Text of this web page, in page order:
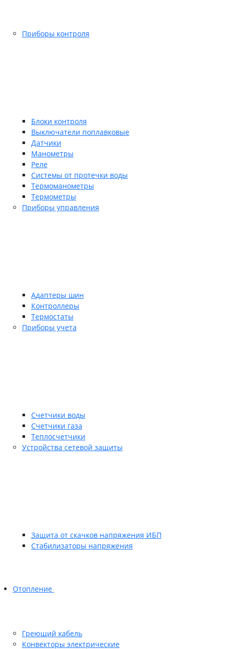
Приборы контроля
Блоки контроля
Выключатели поплавковые
Датчики
Манометры
Реле
Системы от протечки воды
Термоманометры
Термометры
Приборы управления
Адаптеры шин
Контроллеры
Термостаты
Приборы учета
Счетчики воды
Счетчики газа
Теплосчетчики
Устройства сетевой защиты
Защита от скачков напряжения ИБП
Стабилизаторы напряжения
Отопление
Греющий кабель
Конвекторы электрические